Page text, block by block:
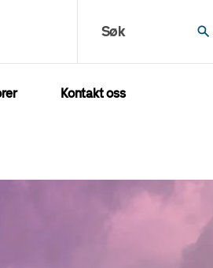
Søk
Kontakt oss